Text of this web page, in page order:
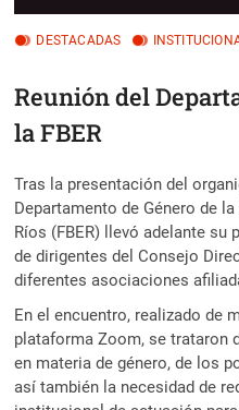
DESTACADAS
Reunión del
la FBER
Tras la presentación del
Departamento de Género de
Ríos (FBER) llevó adelante su
de dirigentes del Consejo
diferentes asociaciones
En el encuentro, realizado de
plataforma Zoom, se trataron
en materia de género, de los
así también la necesidad de